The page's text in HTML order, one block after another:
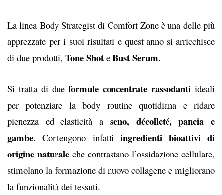
La linea Body Strategist di Comfort Zone è una delle più
apprezzate per i suoi risultati e quest’anno si arricchisce
di due prodotti, Tone Shot e Bust Serum.
Si tratta di dueformule concentrate rassodanti ideali
per potenziare la body routine quotidiana e ridare
pienezza ed elasticità a seno, décolleté, pancia e
gambe. Contengono infattiingredienti bioattivi di
origine naturale che contrastano l’ossidazione cellulare,
stimolano la formazione di nuovo collagene e migliorano
la funzionalità dei tessuti.